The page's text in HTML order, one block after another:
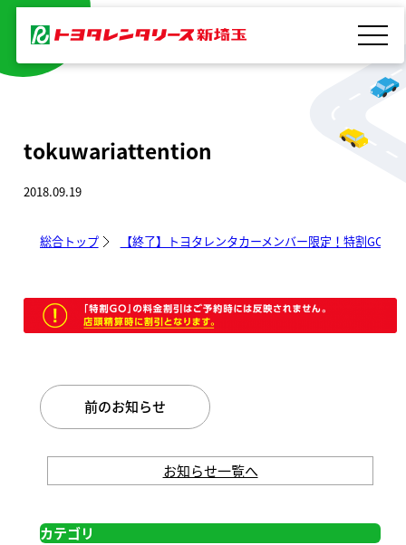
を
tokuwariattention
2018.09.19
総合トップ 【終了】トヨタレンタカーメンバー限定！特割GO!
前のお知らせ
お知らせ一覧へ
カテゴリ